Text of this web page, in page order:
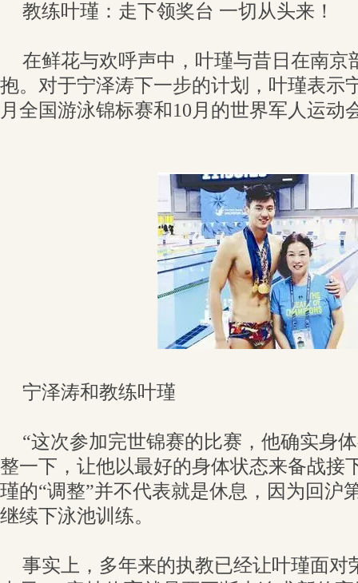
教练叶瑾：走下领奖台 一切从头来！
在鲜花与欢呼声中，叶瑾与昔日在南京
抱。对于宁泽涛下一步的计划，叶瑾表示
月全国游泳锦标赛和10月的世界军人运动
宁泽涛和教练叶瑾
“这次参加完世锦赛的比赛，他确实身
整一下，让他以最好的身体状态来备战接
瑾的“调整”并不代表就是休息，因为回沪
继续下泳池训练。
事实上，多年来的执教已经让叶瑾面对